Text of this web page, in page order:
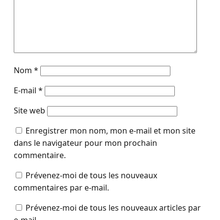
Nom *
E-mail *
Site web
Enregistrer mon nom, mon e-mail et mon site
dans le navigateur pour mon prochain
commentaire.
Prévenez-moi de tous les nouveaux
commentaires par e-mail.
Prévenez-moi de tous les nouveaux articles par